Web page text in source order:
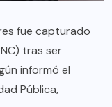
fue capturado
tras ser
informó el
Pública,